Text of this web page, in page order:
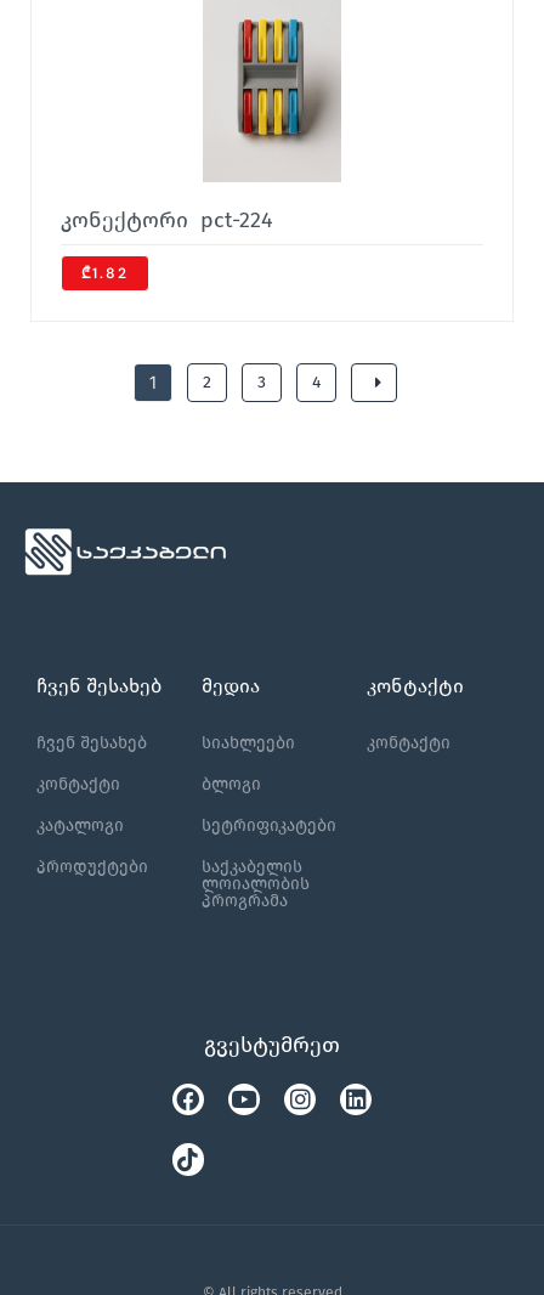
კონექტორი pct-224
₾1.82
1 2 3 4
ჩვენ შესახებ
ჩვენ შესახებ
კონტაქტი
კატალოგი
პროდუქტები
მედია
სიახლეები
ბლოგი
სეტრიფიკატები
საქკაბელის
ლოიალობის
პროგრამა
კონტაქტი
კონტაქტი
გვესტუმრეთ
FacebookYoutubeInstagramLinkedin
Tiktok